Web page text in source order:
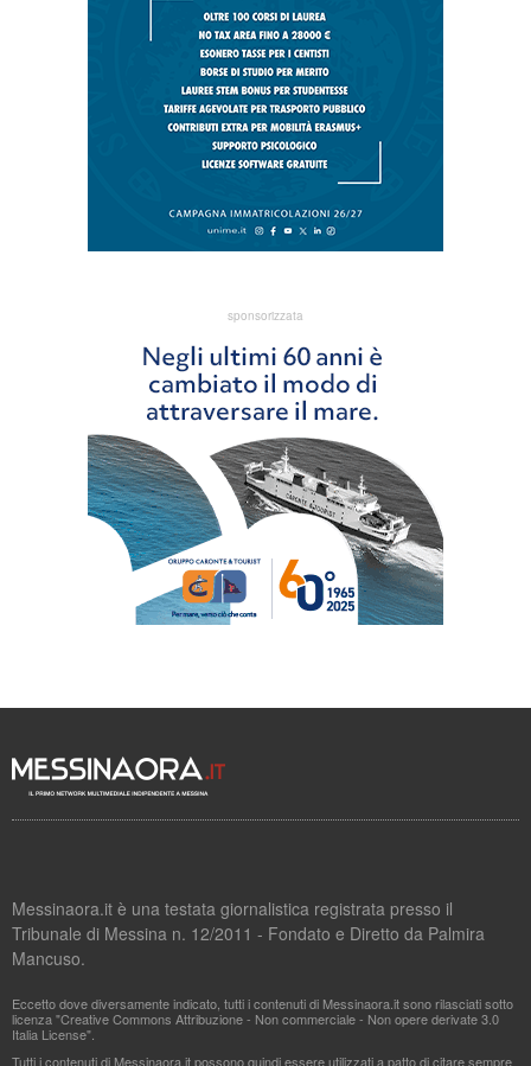
sponsorizzata
Messinaora.it è una testata giornalistica registrata presso il
Tribunale di Messina n. 12/2011 - Fondato e Diretto da Palmira
Mancuso.
Eccetto dove diversamente indicato, tutti i contenuti di Messinaora.it sono rilasciati sotto
licenza "Creative Commons Attribuzione - Non commerciale - Non opere derivate 3.0
Italia License".
Tutti i contenuti di Messinaora.it possono quindi essere utilizzati a patto di citare sempre